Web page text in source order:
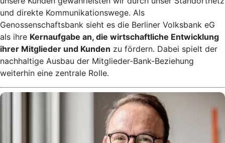
und direkte Kommunikationswege. Als
Genossenschaftsbank sieht es die Berliner Volksbank eG
als ihre Kernaufgabe an, die wirtschaftliche Entwicklung
ihrer Mitglieder und Kunden zu fördern. Dabei spielt der
nachhaltige Ausbau der Mitglieder-Bank-Beziehung
weiterhin eine zentrale Rolle.